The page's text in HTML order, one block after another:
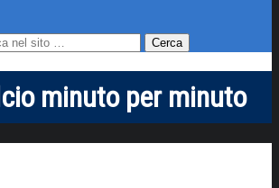
minuto per minuto